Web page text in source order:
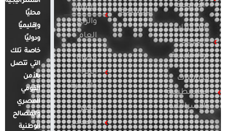
الأوروبية
الدراسات
العربية
والإقليمية
الدراسات
الفلسطينية
والإسرائيلية
المسلحة
الإعلام
والرأي
العام
قضايا
المرأة
والأسرة
مصر
والعالم
محليًا
وإقليميًا
ودوليًا
خاصة تلك
التي تتصل
بالأمن
القومي
المصري
والمصالح
الوطنية